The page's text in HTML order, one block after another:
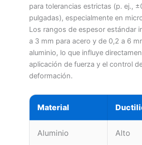
para tolerancias estrictas (p. ej.,
pulgadas), especialmente en
Los rangos de espesor estándar
a 3 mm para acero y de 0,2 a 6
aluminio, lo que influye
aplicación de fuerza y el control
deformación.
Material
Aluminio Alto